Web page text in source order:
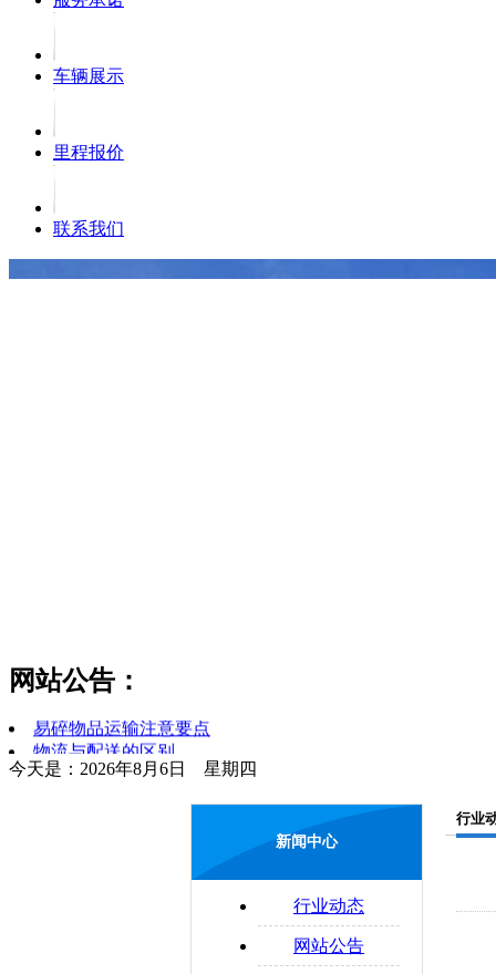
车辆展示
里程报价
联系我们
网站公告：
简述对物流和运输行业的理解
零担运输的概念
易碎物品运输注意要点
物流与配送的区别
配送合理化
企业物流运输的法律问题
今天是：2026年8月6日 星期四
新闻中心
行业动态
网站公告
行业